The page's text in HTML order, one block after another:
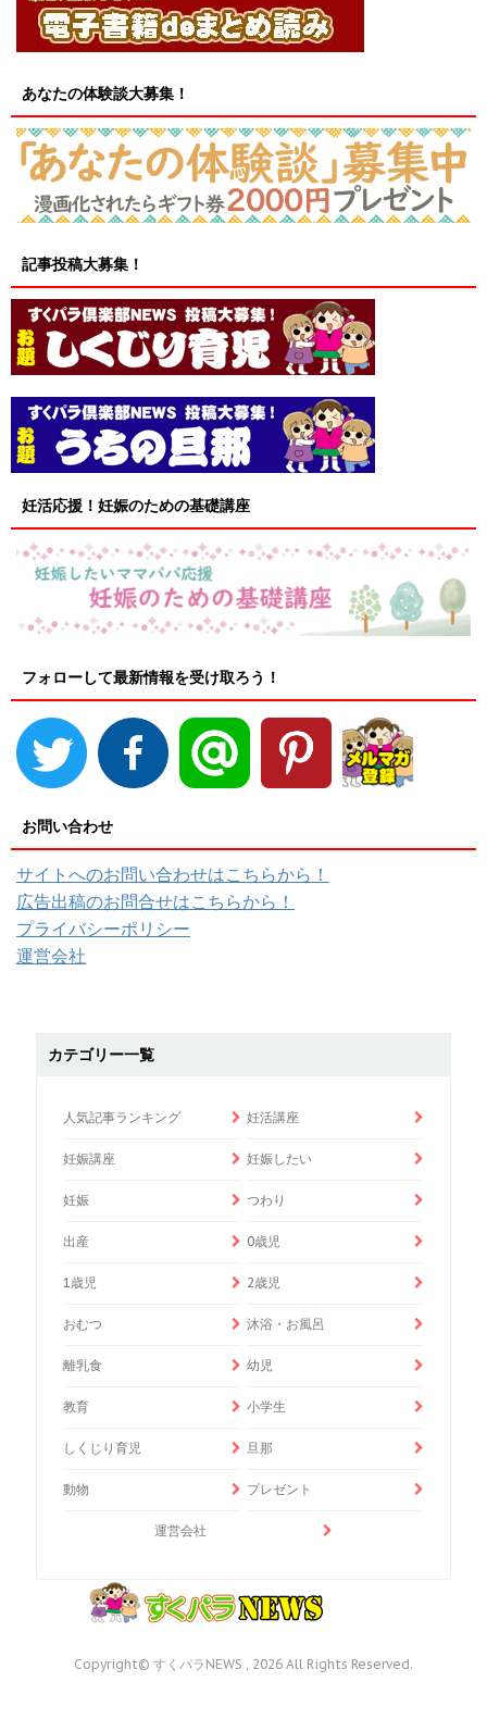
あなたの体験談大募集！
記事投稿大募集！
妊活応援！妊娠のための基礎講座
フォローして最新情報を受け取ろう！
お問い合わせ
サイトへのお問い合わせはこちらから！
広告出稿のお問合せはこちらから！
プライバシーポリシー
運営会社
カテゴリー一覧
人気記事ランキング 妊活講座
妊娠講座 妊娠したい
妊娠 つわり
出産 0歳児
1歳児 2歳児
おむつ 沐浴・お風呂
離乳食 幼児
教育 小学生
しくじり育児 旦那
動物 プレゼント
運営会社
Copyright© すくパラNEWS , 2026 All Rights Reserved.